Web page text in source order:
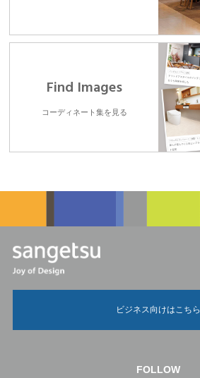
Find Images
コーディネート集を見る
ビジネス向けはこちら
FOLLOW